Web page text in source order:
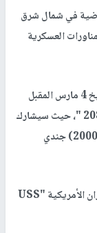
في شمال شرق
العسكرية
وحسب القناة العبرية الثانية، ستبدأ المناورات بتاريخ 4 مارس المقبل
وتنتهي في 15 مارس ضمن تدريبات "جنفر كوبرا 208 "، حيث سيشارك
في التدريب (2500) جندي أمريكي من المارينز و(2000) جندي
وقبل ثلاثة أيام في 22 فبراير انطلقت حاملة الطيران الأمريكية "USS